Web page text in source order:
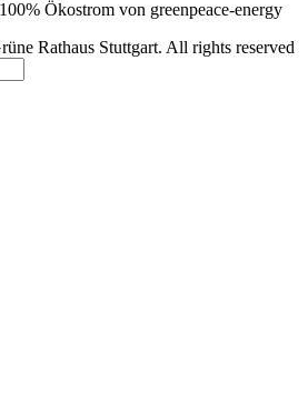
Ökostrom von greenpeace-energy
Rathaus Stuttgart. All rights reserved